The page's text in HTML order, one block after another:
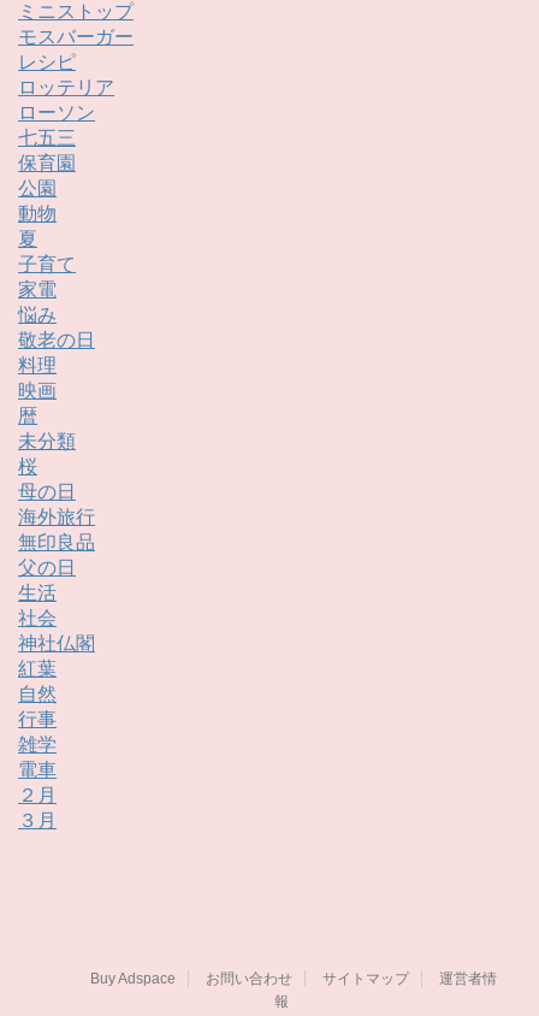
ミニストップ
モスバーガー
レシピ
ロッテリア
ローソン
七五三
保育園
公園
動物
夏
子育て
家電
悩み
敬老の日
料理
映画
暦
未分類
桜
母の日
海外旅行
無印良品
父の日
生活
社会
神社仏閣
紅葉
自然
行事
雑学
電車
２月
３月
Buy Adspace お問い合わせ サイトマップ
運営者情
報